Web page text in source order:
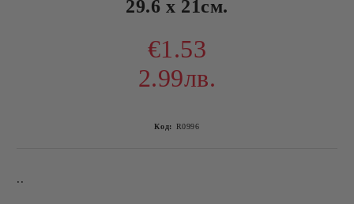
29.6 х 21см.
€1.53
2.99лв.
Код: R0996
..